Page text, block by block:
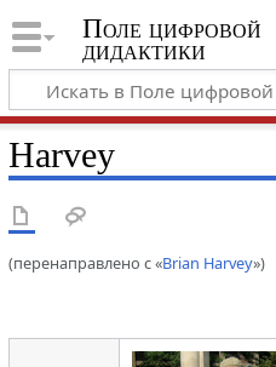
Поле цифровой
дидактики
Harvey
(перенаправлено с «Brian Harvey»)